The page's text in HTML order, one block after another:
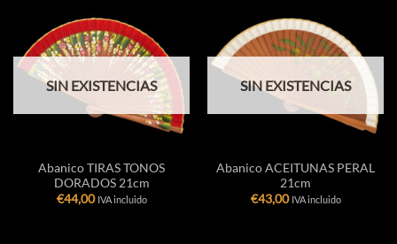
SIN EXISTENCIAS
Abanico TIRAS TONOS
DORADOS 21cm
€44,00 IVA incluido
SIN EXISTENCIAS
Abanico ACEITUNAS PERAL
21cm
€43,00 IVA incluido